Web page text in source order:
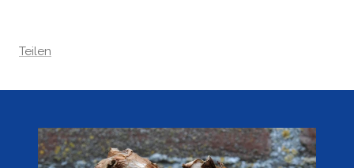
Teilen